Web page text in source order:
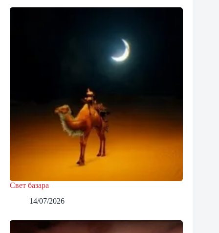
Свет базара
14/07/2026